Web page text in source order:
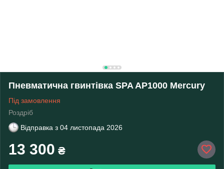
Пневматична гвинтівка SPA AP1000 Mercury
Під замовлення
Роздріб
Відправка з 04 листопада 2026
13 300 ₴